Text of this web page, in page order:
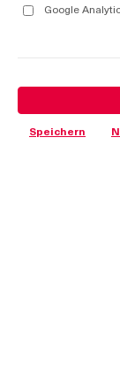
Google
Speichern